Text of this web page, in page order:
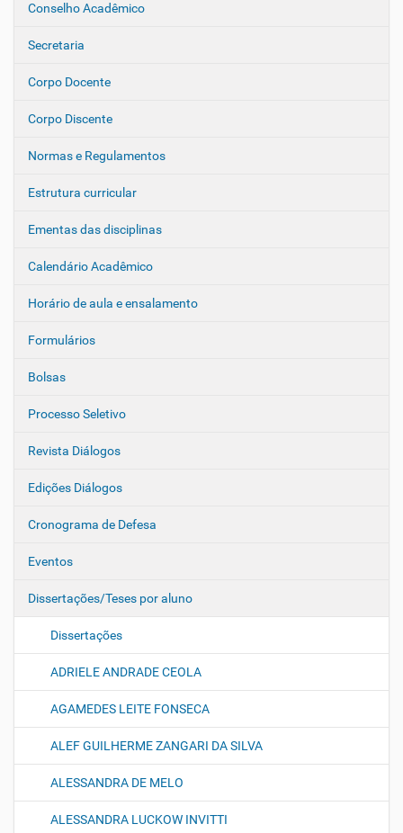
e
a
ç
o
Conselho Acadêmico
Secretaria
Corpo Docente
Corpo Discente
Normas e Regulamentos
Estrutura curricular
Ementas das disciplinas
Calendário Acadêmico
Horário de aula e ensalamento
Formulários
Bolsas
Processo Seletivo
Revista Diálogos
Edições Diálogos
Cronograma de Defesa
Eventos
Dissertações/Teses por aluno
Dissertações
ADRIELE ANDRADE CEOLA
AGAMEDES LEITE FONSECA
ALEF GUILHERME ZANGARI DA SILVA
ALESSANDRA DE MELO
ALESSANDRA LUCKOW INVITTI